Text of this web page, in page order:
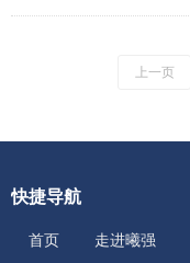
上一页
快捷导航
首页 走进曦强